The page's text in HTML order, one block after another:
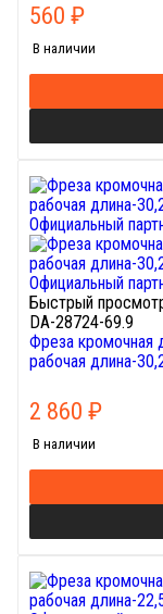
560 ₽
В наличии
Быстрый
DA-28724-69.9
Фреза кромочная
рабочая длина-
2 860 ₽
В наличии